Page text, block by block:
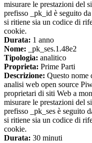
misurare le prestazioni del
prefisso _pk_id è seguito
si ritiene sia un codice di
cookie.
Durata: 1 anno
Nome: _pk_ses.1.48e2
Tipologia: analitico
Proprieta: Prime Parti
Descrizione: Questo nome
analisi web open source
proprietari di siti Web a
misurare le prestazioni del
prefisso _pk_ses è seguito
si ritiene sia un codice di
cookie.
Durata: 30 minuti